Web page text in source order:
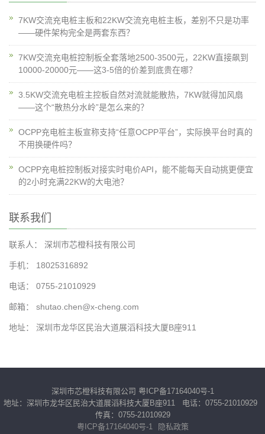
7KW交流充电桩主板和22KW交流充电桩主板，差别不只是功率
——硬件架构完全是两套东西？
7KW交流充电桩控制板全套落地2500-3500元，22KW直接飙到
10000-20000元——这3-5倍的价差到底贵在哪？
3.5KW交流充电桩主控板自然对流就能散热，7KW就得加风扇
——这个“散热分水岭”是怎么来的？
OCPP充电桩主板宣称支持“任意OCPP平台”，实际换平台时真的
不用换硬件吗？
OCPP充电桩控制板对接实时电价API，能不能每天自动挑更便宜
的2小时充满22KW的大电池？
联系我们
联系人： 深圳市芯橙科技有限公司
手机： 18025316892
电话： 0755-21010929
邮箱： shutao.chen@x-cheng.com
地址： 深圳市龙华区民治大道展滔科技大厦B座911
深圳市芯橙科技有限公司 粤ICP备17164040号-1
地址：深圳市龙华区民治大道展滔科技大厦B座911 电话：0755-21010929
传真：0755-21010929
粤ICP备17164040号-1
隐私政策